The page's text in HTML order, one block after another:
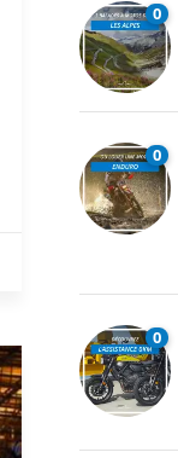
0
0
0